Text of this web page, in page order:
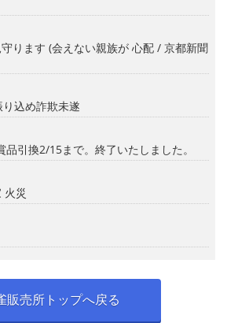
ります (会えない親族が 心配 / 京都新聞
込め詐欺未遂
引換2/15まで。終了いたしました。
火災
販売所トップへ戻る